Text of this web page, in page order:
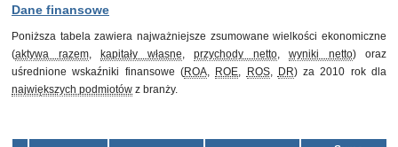
Dane finansowe
Poniższa tabela zawiera najważniejsze zsumowane wielkości ekonomiczne
(aktywa razem, kapitały własne, przychody netto, wyniki netto) oraz
uśrednione wskaźniki finansowe (ROA, ROE, ROS, DR) za 2010 rok dla
największych podmiotów z branży.